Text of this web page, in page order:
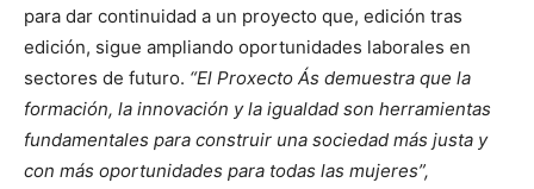
para dar continuidad a un proyecto que, edición tras
edición, sigue ampliando oportunidades laborales en
sectores de futuro. “El Proxecto Ás demuestra que la
formación, la innovación y la igualdad son herramientas
fundamentales para construir una sociedad más justa y
con más oportunidades para todas las mujeres”,